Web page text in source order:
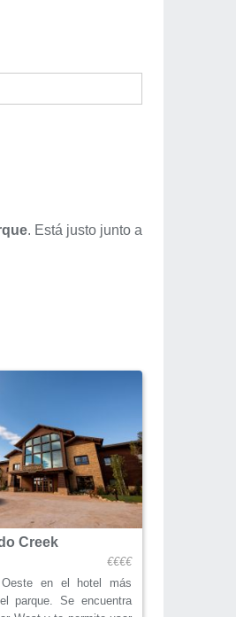
. Está justo junto a
Creek
€€€€
en el hotel más
parque. Se encuentra